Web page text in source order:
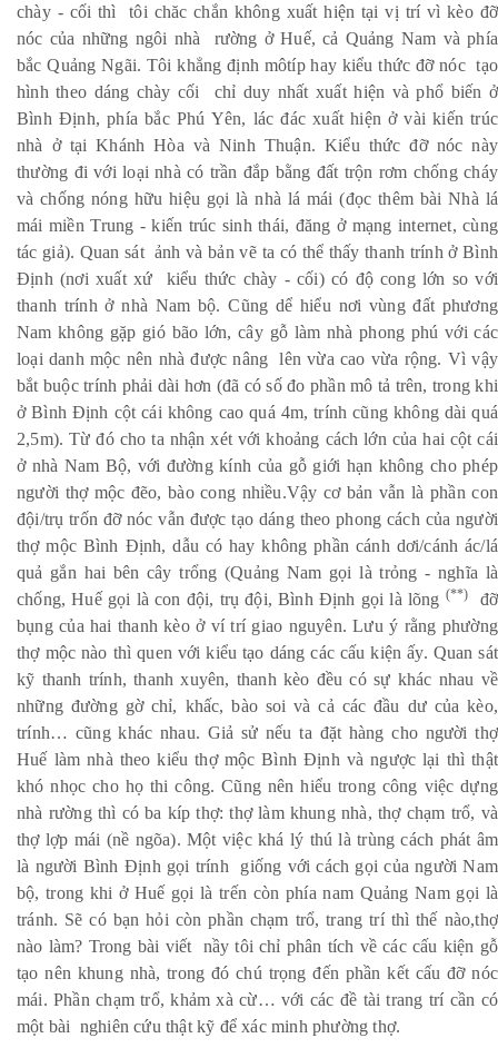
chày - cối thì tôi chăc chắn không xuất hiện tại vị trí vì kèo đỡ
nóc của những ngôi nhà rường ở Huế, cả Quảng Nam và phía
bắc Quảng Ngãi. Tôi khẳng định môtíp hay kiểu thức đỡ nóc tạo
hình theo dáng chày cối chỉ duy nhất xuất hiện và phổ biến ở
Bình Định, phía bắc Phú Yên, lác đác xuất hiện ở vài kiến trúc
nhà ở tại Khánh Hòa và Ninh Thuận. Kiểu thức đỡ nóc này
thường đi với loại nhà có trần đắp bằng đất trộn rơm chống cháy
và chống nóng hữu hiệu gọi là nhà lá mái (đọc thêm bài Nhà lá
mái miền Trung - kiến trúc sinh thái, đăng ở mạng internet, cùng
tác giả). Quan sát ảnh và bản vẽ ta có thể thấy thanh trính ở Bình
Định (nơi xuất xứ kiểu thức chày - cối) có độ cong lớn so với
thanh trính ở nhà Nam bộ. Cũng dể hiểu nơi vùng đất phương
Nam không gặp gió bão lớn, cây gỗ làm nhà phong phú với các
loại danh mộc nên nhà được nâng lên vừa cao vừa rộng. Vì vậy
bắt buộc trính phải dài hơn (đã có số đo phần mô tả trên, trong khi
ở Bình Định cột cái không cao quá 4m, trính cũng không dài quá
2,5m). Từ đó cho ta nhận xét với khoảng cách lớn của hai cột cái
ở nhà Nam Bộ, với đường kính của gỗ giới hạn không cho phép
người thợ mộc đẽo, bào cong nhiều.Vậy cơ bản vẫn là phần con
đội/trụ trốn đỡ nóc vẫn được tạo dáng theo phong cách của người
thợ mộc Bình Định, dẫu có hay không phần cánh dơi/cánh ác/lá
quả gắn hai bên cây trổng (Quảng Nam gọi là trỏng - nghĩa là
chống, Huế gọi là con đội, trụ đội, Bình Định gọi là lõng (**)
đỡ
bụng của hai thanh kèo ở ví trí giao nguyên. Lưu ý rằng phường
thợ mộc nào thì quen với kiểu tạo dáng các cấu kiện ấy. Quan sát
kỹ thanh trính, thanh xuyên, thanh kèo đều có sự khác nhau về
những đường gờ chỉ, khấc, bào soi và cả các đầu dư của kèo,
trính… cũng khác nhau. Giả sử nếu ta đặt hàng cho người thợ
Huế làm nhà theo kiểu thợ mộc Bình Định và ngược lại thì thật
khó nhọc cho họ thi công. Cũng nên hiểu trong công việc dựng
nhà rường thì có ba kíp thợ: thợ làm khung nhà, thợ chạm trổ, và
thợ lợp mái (nề ngõa). Một việc khá lý thú là trùng cách phát âm
là người Bình Định gọi trính giống với cách gọi của người Nam
bộ, trong khi ở Huế gọi là trến còn phía nam Quảng Nam gọi là
tránh. Sẽ có bạn hỏi còn phần chạm trổ, trang trí thì thế nào,thợ
nào làm? Trong bài viết nầy tôi chỉ phân tích về các cấu kiện gỗ
tạo nên khung nhà, trong đó chú trọng đến phần kết cấu đỡ nóc
mái. Phần chạm trổ, khảm xà cừ… với các đề tài trang trí cần có
một bài nghiên cứu thật kỹ để xác minh phường thợ.